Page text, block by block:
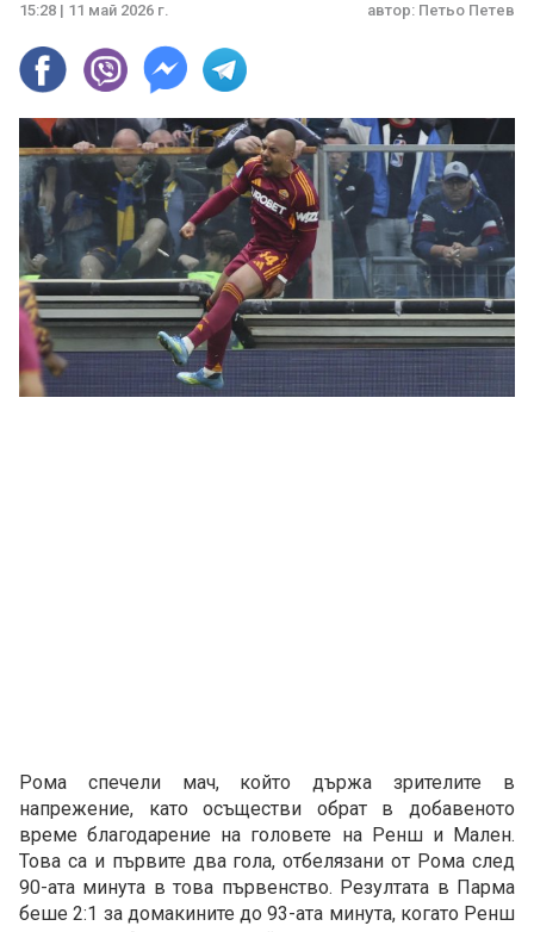
15:28 | 11 май 2026 г. автор: Петьо Петев
Рома спечели мач, който държа зрителите в
напрежение, като осъществи обрат в добавеното
време благодарение на головете на Ренш и Мален.
Това са и първите два гола, отбелязани от Рома след
90-ата минута в това първенство. Резултата в Парма
беше 2:1 за домакините до 93-ата минута, когато Ренш